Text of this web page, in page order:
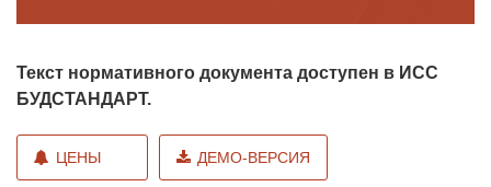
Текст нормативного документа доступен в ИСС
БУДСТАНДАРТ.
ЦЕНЫ ДЕМО-ВЕРСИЯ